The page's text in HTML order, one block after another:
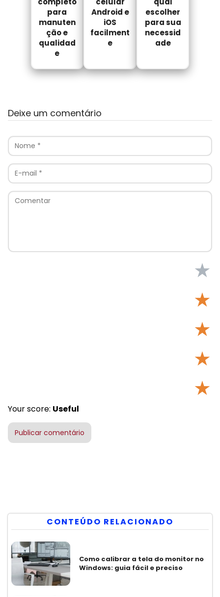
para
manuten
ção e
qualidad
e
Android e
iOS
facilment
e
escolher
para sua
necessid
ade
Deixe um comentário
★
★
★
★
★
Your score: Useful
CONTEÚDO RELACIONADO
Como calibrar a tela do monitor no
Windows: guia fácil e preciso